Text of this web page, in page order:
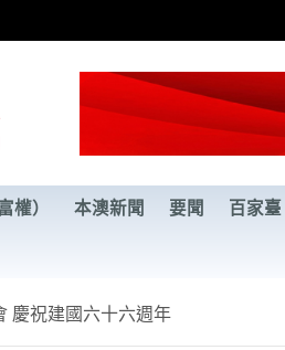
權） 本澳新聞 要聞 百家臺
慶祝建國六十六週年